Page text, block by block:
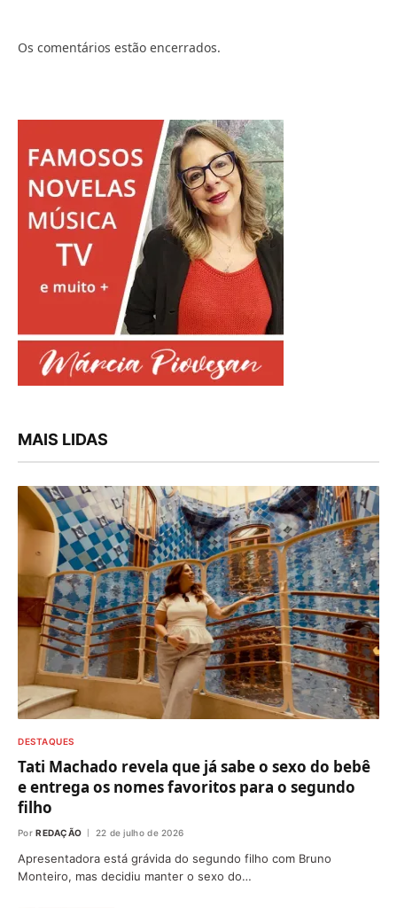
Os comentários estão encerrados.
MAIS LIDAS
DESTAQUES
Tati Machado revela que já sabe o sexo do bebê
e entrega os nomes favoritos para o segundo
filho
Por REDAÇÃO 22 de julho de 2026
Apresentadora está grávida do segundo filho com Bruno
Monteiro, mas decidiu manter o sexo do…